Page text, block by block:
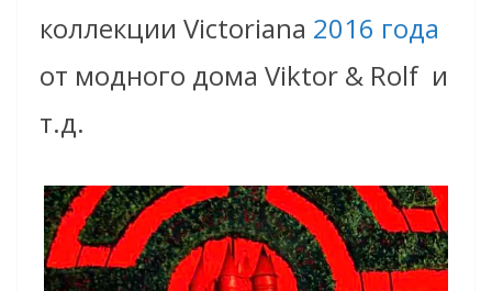
коллекции Victoriana 2016 года
от модного дома Viktor & Rolf и
т.д.